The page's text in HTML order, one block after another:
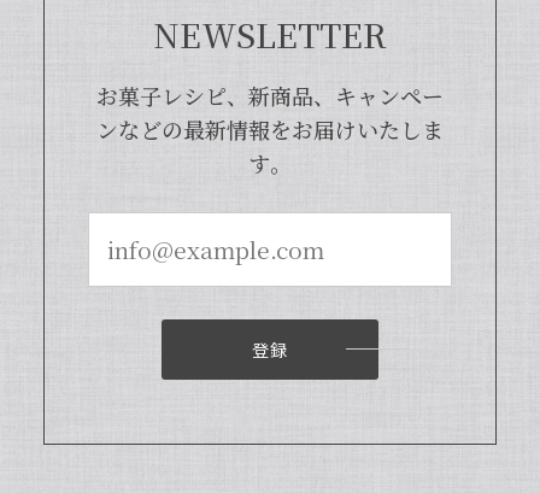
機会がございましたら、当店をよろしく
いつもお店で使わさせてもらってます。 バニラの香
りも良く、あの量でお値段も安くとても使いやすい
いつも当店をご利用いただきまして、誠
NEWSLETTER
お菓子レシピ、新商品、キャンペー
ンなどの最新情報をお届けいたしま
す。
登録